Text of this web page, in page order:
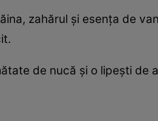
zahărul şi esenţa de
de nucă şi o lipeşti